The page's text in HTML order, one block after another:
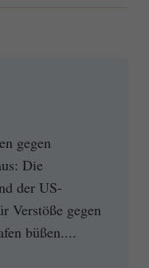
gegen
Die
der US-
Verstöße gegen
büßen....